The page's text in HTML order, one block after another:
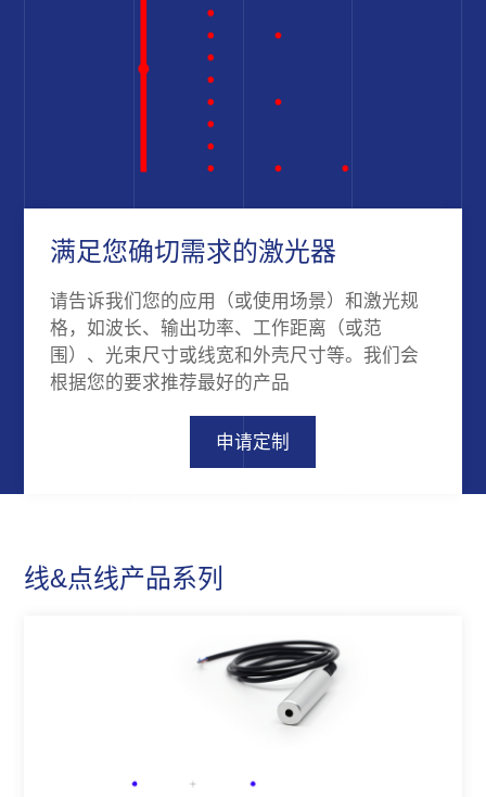
满足您确切需求的激光器
请告诉我们您的应用（或使用场景）和激光规
格，如波长、输出功率、工作距离（或范
围）、光束尺寸或线宽和外壳尺寸等。我们会
根据您的要求推荐最好的产品
申请定制
线&点线产品系列